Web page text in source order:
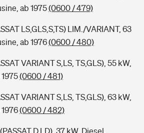
ab 1975(0600 / 479)
LS,GLS,S,TS) LIM./VARIANT, 63
ab 1976(0600 / 480)
VARIANT S,LS, TS,GLS), 55 kW,
(0600 / 481)
VARIANT S,LS, TS,GLS), 63 kW,
(0600 / 482)
D,LD), 37 kW, Diesel,